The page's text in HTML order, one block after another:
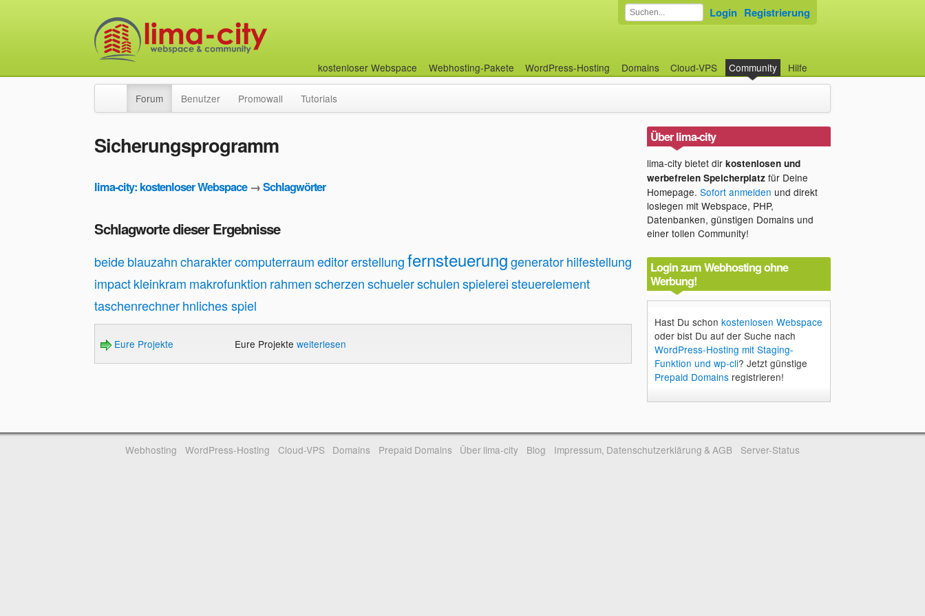
kostenloser Webspace Webhosting-Pakete WordPress-Hosting Domains Cloud-VPS Community Hilfe
Login Registrierung
Forum Benutzer Promowall Tutorials
Sicherungsprogramm
lima-city: kostenloser Webspace→Schlagwörter
Schlagworte dieser Ergebnisse
beideblauzahncharaktercomputerraumeditorerstellungfernsteuerunggeneratorhilfestellung
impactkleinkram makrofunktion rahmenscherzenschuelerschulenspielereisteuerelement
taschenrechnerhnliches spiel
Eure Projekte Eure Projekte weiterlesen
Über lima-city
lima-city bietet dir kostenlosen und
werbefreien Speicherplatzfür Deine
Homepage. Sofort anmelden und direkt
loslegen mit Webspace, PHP,
Datenbanken, günstigen Domains und
einer tollen Community!
Login zum Webhosting ohne
Werbung!
Hast Du schon kostenlosen Webspace
oder bist Du auf der Suche nach
WordPress-Hosting mit Staging-
Funktion und wp-cli? Jetzt günstige
Prepaid Domainsregistrieren!
Webhosting WordPress-Hosting Cloud-VPS Domains Prepaid Domains Über lima-city Blog Impressum, Datenschutzerklärung & AGB Server-Status